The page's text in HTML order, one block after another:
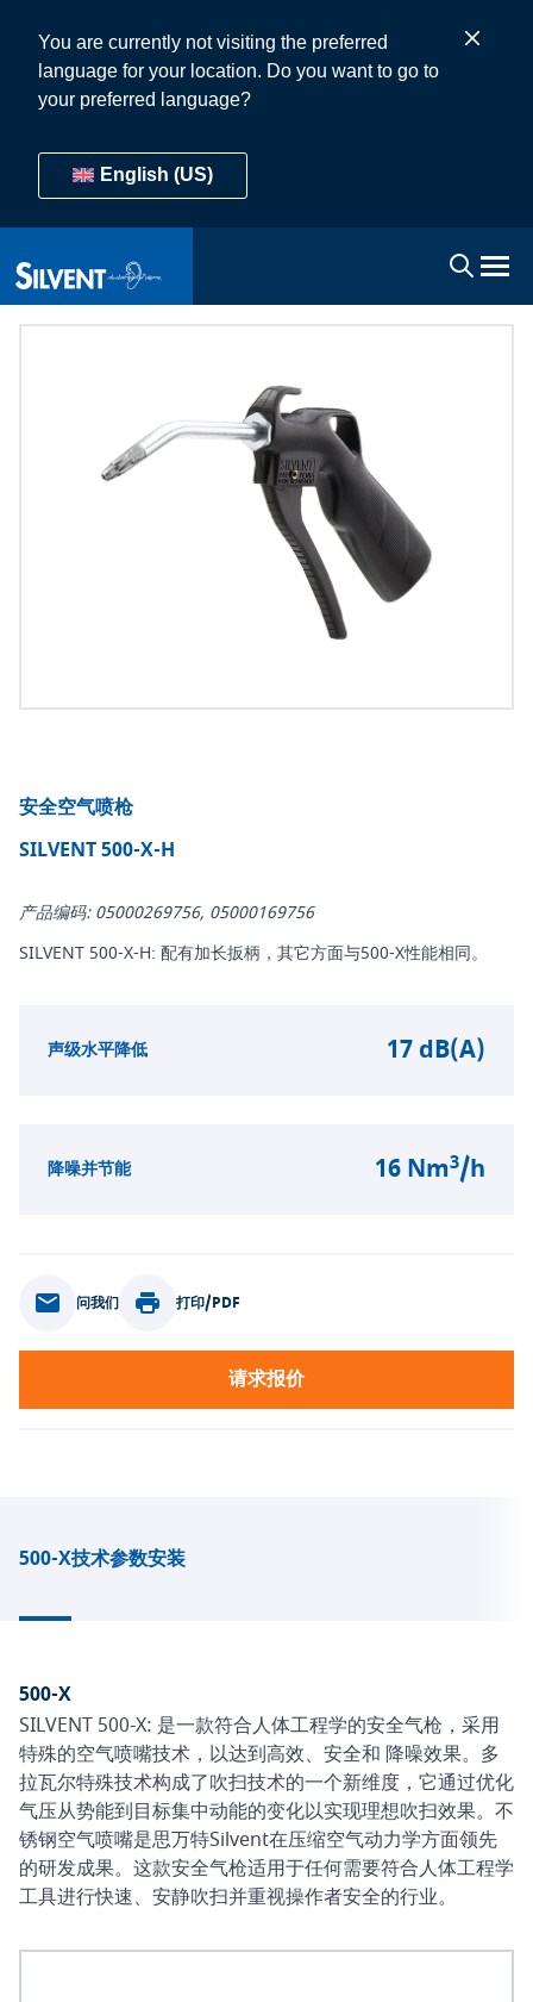
You are currently not visiting the preferred
language for your location. Do you want to go to
your preferred language?
English (US)
安全空气喷枪
SILVENT 500-X-H
产品编码: 05000269756, 05000169756
SILVENT 500-X-H: 配有加长扳柄，其它方面与500-X性能相同。
声级水平降低 17 dB(A)
降噪并节能 16 Nm3/h
问我们 打印/PDF
请求报价
500-X技术参数安装
500-X
SILVENT 500-X: 是一款符合人体工程学的安全气枪，采用
特殊的空气喷嘴技术，以达到高效、安全和 降噪效果。多
拉瓦尔特殊技术构成了吹扫技术的一个新维度，它通过优化
气压从势能到目标集中动能的变化以实现理想吹扫效果。不
锈钢空气喷嘴是思万特Silvent在压缩空气动力学方面领先
的研发成果。这款安全气枪适用于任何需要符合人体工程学
工具进行快速、安静吹扫并重视操作者安全的行业。